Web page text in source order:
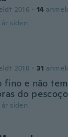
2016 · 14
siden
2018 · 31
fino e não
do
siden